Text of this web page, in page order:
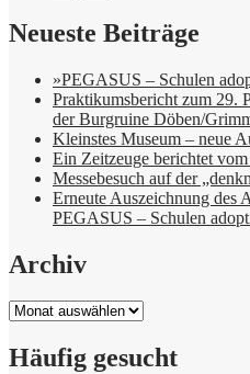
Neueste Beiträge
»PEGASUS – Schulen
Praktikumsbericht zum 29.
der Burgruine Döben/
Kleinstes Museum – neue
Ein Zeitzeuge berichtet
Messebesuch auf der
Erneute Auszeichnung des
PEGASUS – Schulen
Archiv
Archiv
Häufig gesucht